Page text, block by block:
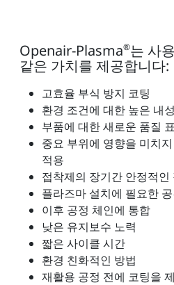
Openair-Plasma®는 사
같은 가치를 제공합니다:
고효율 부식 방지 코팅
환경 조건에 대한 높은 내성
부품에 대한 새로운 품질
중요 부위에 영향을 미치
적용
접착제의 장기간 안정적인
플라즈마 설치에 필요한
이후 공정 체인에 통합
낮은 유지보수 노력
짧은 사이클 시간
환경 친화적인 방법
재활용 공정 전에 코팅을